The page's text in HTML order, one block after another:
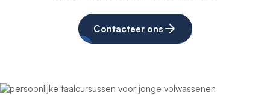
Contacteer ons